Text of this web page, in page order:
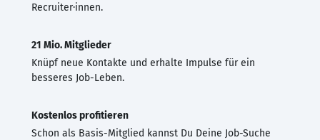
Recruiter·innen.
21 Mio. Mitglieder
Knüpf neue Kontakte und erhalte Impulse für ein
besseres Job-Leben.
Kostenlos profitieren
Schon als Basis-Mitglied kannst Du Deine Job-Suche